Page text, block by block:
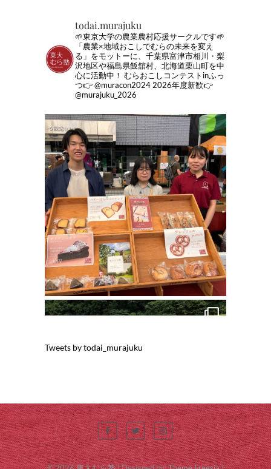
todai.murajuku
🌱東京大学の農業農村応援サークルです🌱
「農業×地域おこしでむらの未来を変え
る」をモットーに、千葉県富津市相川・梨
沢地区や福島県飯舘村、北海道栗山町を中
心に活動中！ むらおこしコンテストinふっ
つ👉 @muracon2024 2026年度新歓👉
@murajuku_2026
Tweets by todai_murajuku